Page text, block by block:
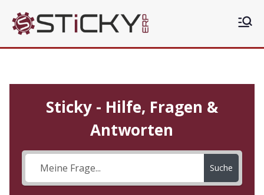
Die clevere ERP Lösung
Sticky - Hilfe, Fragen &
Antworten
Suche